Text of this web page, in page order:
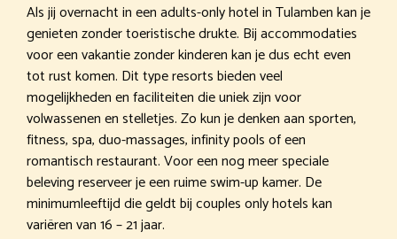
Als jij overnacht in een adults-only hotel in Tulamben kan je
genieten zonder toeristische drukte. Bij accommodaties
voor een vakantie zonder kinderen kan je dus echt even
tot rust komen. Dit type resorts bieden veel
mogelijkheden en faciliteiten die uniek zijn voor
volwassenen en stelletjes. Zo kun je denken aan sporten,
fitness, spa, duo-massages, infinity pools of een
romantisch restaurant. Voor een nog meer speciale
beleving reserveer je een ruime swim-up kamer. De
minimumleeftijd die geldt bij couples only hotels kan
variëren van 16 – 21 jaar.